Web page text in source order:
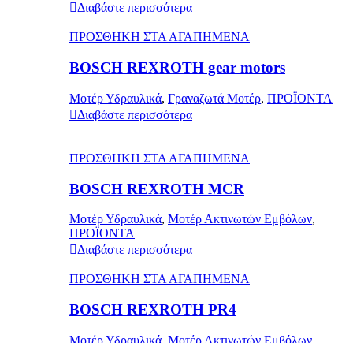
Διαβάστε περισσότερα
ΠΡΟΣΘΗΚΗ ΣΤΑ ΑΓΑΠΗΜΕΝΑ
BOSCH REXROTH gear motors
Μοτέρ Υδραυλικά, Γραναζωτά Μοτέρ, ΠΡΟΪΟΝΤΑ
Διαβάστε περισσότερα
ΠΡΟΣΘΗΚΗ ΣΤΑ ΑΓΑΠΗΜΕΝΑ
BOSCH REXROTH MCR
Μοτέρ Υδραυλικά, Μοτέρ Ακτινωτών Εμβόλων,
ΠΡΟΪΟΝΤΑ
Διαβάστε περισσότερα
ΠΡΟΣΘΗΚΗ ΣΤΑ ΑΓΑΠΗΜΕΝΑ
BOSCH REXROTH PR4
Μοτέρ Υδραυλικά, Μοτέρ Ακτινωτών Εμβόλων,